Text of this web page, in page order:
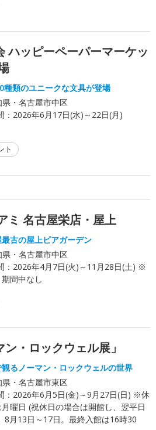
ハッピーペーパーマーケッ
種類のユニークな文具が登場
県・名古屋市中区
： 2026年6月17日(水)～22日(月)
ト
ミ 名古屋栄店・屋上
古の屋上ビアガーデン
県・名古屋市中区
： 2026年4月7日(火)～11月28日(土) ※
間中なし
・ロックウェル展」
るノーマン・ロックウェルの世界
県・名古屋市東区
： 2026年6月5日(金)～9月27日(日) ※休
曜日 (祝休日の場合は開館し、翌平日
8月13日～17日。最終入館は16時30